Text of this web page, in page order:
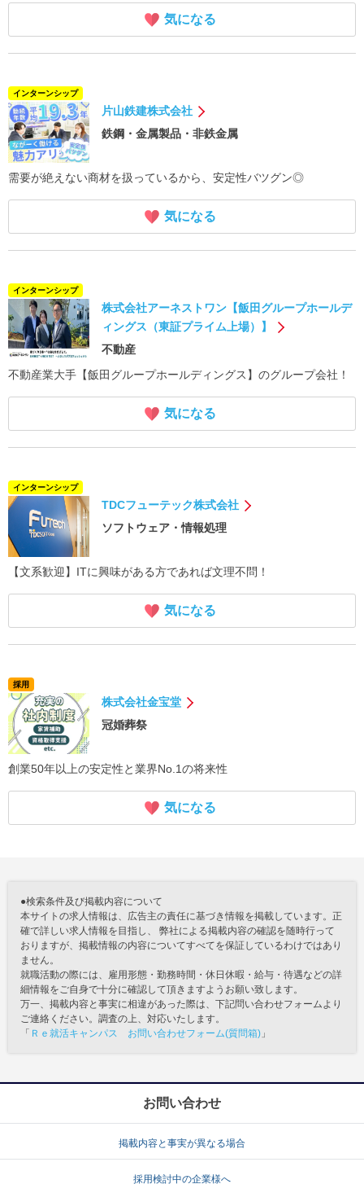
気になる
インターンシップ
片山鉄建株式会社
鉄鋼・金属製品・非鉄金属
需要が絶えない商材を扱っているから、安定性バツグン◎
気になる
インターンシップ
株式会社アーネストワン【飯田グループホールデ
ィングス（東証プライム上場）】
不動産
不動産業大手【飯田グループホールディングス】のグループ会社！
気になる
インターンシップ
TDCフューテック株式会社
ソフトウェア・情報処理
【文系歓迎】ITに興味がある方であれば文理不問！
気になる
採用
株式会社金宝堂
冠婚葬祭
創業50年以上の安定性と業界No.1の将来性
気になる
●検索条件及び掲載内容について
本サイトの求人情報は、広告主の責任に基づき情報を掲載しています。正
確で詳しい求人情報を目指し、 弊社による掲載内容の確認を随時行って
おりますが、掲載情報の内容についてすべてを保証しているわけではあり
ません。
就職活動の際には、雇用形態・勤務時間・休日休暇・給与・待遇などの詳
細情報をご自身で十分に確認して頂きますようお願い致します。
万一、掲載内容と事実に相違があった際は、下記問い合わせフォームより
ご連絡ください。調査の上、対応いたします。
「 Ｒｅ就活キャンパス お問い合わせフォーム(質問箱) 」
お問い合わせ
掲載内容と事実が異なる場合
採用検討中の企業様へ